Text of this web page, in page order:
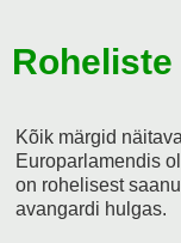
Kõik märgid
Europarlamendis
on rohelisest
avangardi hulgas.